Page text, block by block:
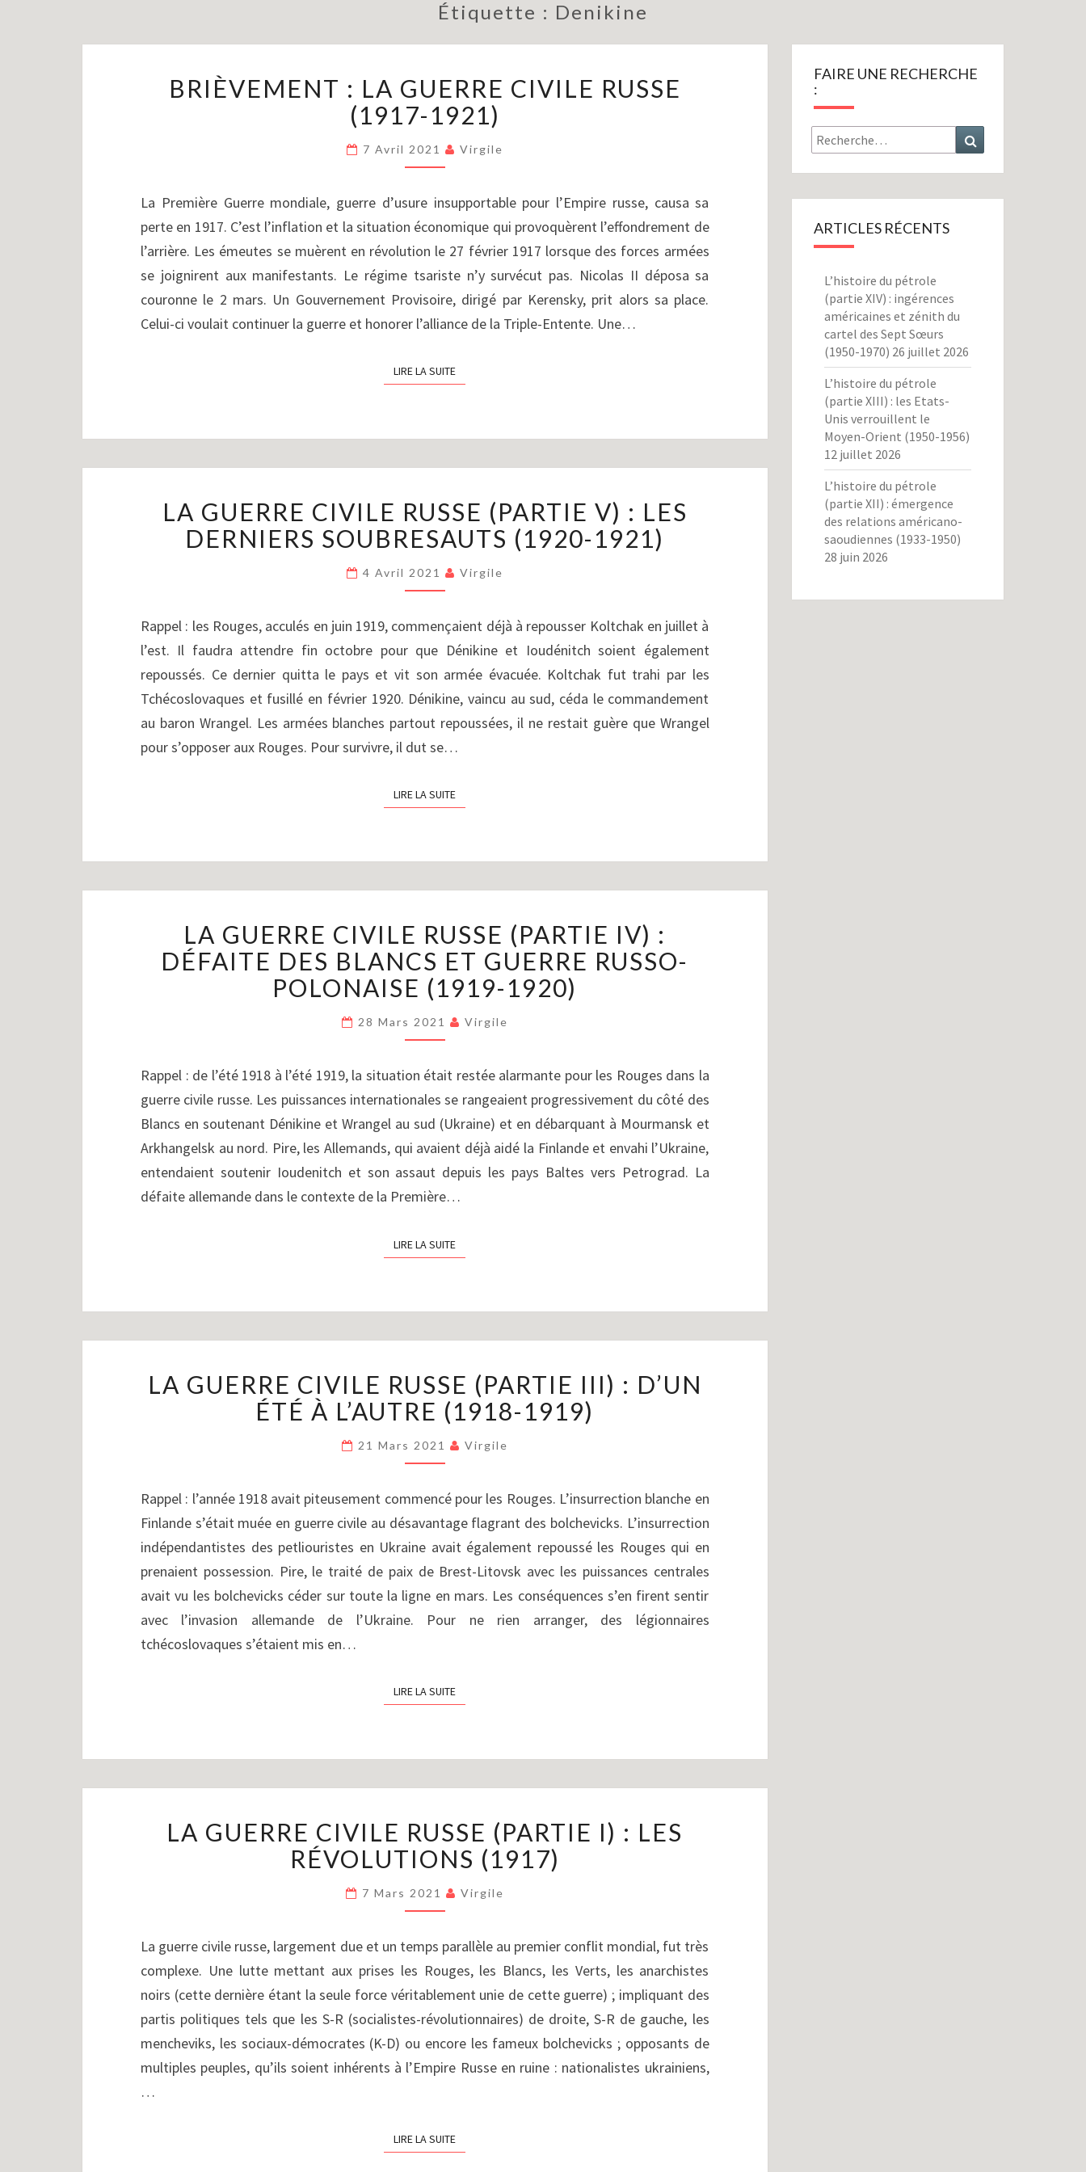
Étiquette : Denikine
:
LA
GUERRE
CIVILE
RUSSE
1921)
BRIÈVEMENT : LA GUERRE CIVILE RUSSE
(1917-1921)
7 Avril 2021 Virgile
La Première Guerre mondiale, guerre d’usure insupportable pour l’Empire russe, causa sa
perte en 1917. C’est l’inflation et la situation économique qui provoquèrent l’effondrement de
l’arrière. Les émeutes se muèrent en révolution le 27 février 1917 lorsque des forces armées
se joignirent aux manifestants. Le régime tsariste n’y survécut pas. Nicolas II déposa sa
couronne le 2 mars. Un Gouvernement Provisoire, dirigé par Kerensky, prit alors sa place.
Celui-ci voulait continuer la guerre et honorer l’alliance de la Triple-Entente. Une…
LIRE LA SUITELIRE LA SUITE
GUERRE
CIVILE
RUSSE
(PARTIE
V)
LES
DERNIERS
SOUBRESAUTS
(1920-
1921)
LA GUERRE CIVILE RUSSE (PARTIE V) : LES
DERNIERS SOUBRESAUTS (1920-1921)
4 Avril 2021 Virgile
Rappel : les Rouges, acculés en juin 1919, commençaient déjà à repousser Koltchak en juillet à
l’est. Il faudra attendre fin octobre pour que Dénikine et Ioudénitch soient également
repoussés. Ce dernier quitta le pays et vit son armée évacuée. Koltchak fut trahi par les
Tchécoslovaques et fusillé en février 1920. Dénikine, vaincu au sud, céda le commandement
au baron Wrangel. Les armées blanches partout repoussées, il ne restait guère que Wrangel
pour s’opposer aux Rouges. Pour survivre, il dut se…
LIRE LA SUITELIRE LA SUITE
GUERRE
CIVILE
RUSSE
(PARTIE
IV)
:
DES
BLANCS
ET
GUERRE
RUSSO-
POLONAISE
(1919-
LA GUERRE CIVILE RUSSE (PARTIE IV) :
DÉFAITE DES BLANCS ET GUERRE RUSSO-
POLONAISE (1919-1920)
28 Mars 2021 Virgile
Rappel : de l’été 1918 à l’été 1919, la situation était restée alarmante pour les Rouges dans la
guerre civile russe. Les puissances internationales se rangeaient progressivement du côté des
Blancs en soutenant Dénikine et Wrangel au sud (Ukraine) et en débarquant à Mourmansk et
Arkhangelsk au nord. Pire, les Allemands, qui avaient déjà aidé la Finlande et envahi l’Ukraine,
entendaient soutenir Ioudenitch et son assaut depuis les pays Baltes vers Petrograd. La
défaite allemande dans le contexte de la Première…
LIRE LA SUITELIRE LA SUITE
GUERRE
CIVILE
RUSSE
(PARTIE
III)
D’UN
ÉTÉ
À
L’AUTRE
1919)
LA GUERRE CIVILE RUSSE (PARTIE III) : D’UN
ÉTÉ À L’AUTRE (1918-1919)
21 Mars 2021 Virgile
Rappel : l’année 1918 avait piteusement commencé pour les Rouges. L’insurrection blanche en
Finlande s’était muée en guerre civile au désavantage flagrant des bolchevicks. L’insurrection
indépendantistes des petliouristes en Ukraine avait également repoussé les Rouges qui en
prenaient possession. Pire, le traité de paix de Brest-Litovsk avec les puissances centrales
avait vu les bolchevicks céder sur toute la ligne en mars. Les conséquences s’en firent sentir
avec l’invasion allemande de l’Ukraine. Pour ne rien arranger, des légionnaires
tchécoslovaques s’étaient mis en…
LIRE LA SUITELIRE LA SUITE
GUERRE
CIVILE
RUSSE
(PARTIE
I)
LES
RÉVOLUTIONS
(1917)
LA GUERRE CIVILE RUSSE (PARTIE I) : LES
RÉVOLUTIONS (1917)
7 Mars 2021 Virgile
La guerre civile russe, largement due et un temps parallèle au premier conflit mondial, fut très
complexe. Une lutte mettant aux prises les Rouges, les Blancs, les Verts, les anarchistes
noirs (cette dernière étant la seule force véritablement unie de cette guerre) ; impliquant des
partis politiques tels que les S-R (socialistes-révolutionnaires) de droite, S-R de gauche, les
mencheviks, les sociaux-démocrates (K-D) ou encore les fameux bolchevicks ; opposants de
multiples peuples, qu’ils soient inhérents à l’Empire Russe en ruine : nationalistes ukrainiens,
…
LIRE LA SUITELIRE LA SUITE
FAIRE UNE RECHERCHE
:
Rechercher :
ARTICLES RÉCENTS
L’histoire du pétrole
(partie XIV) : ingérences
américaines et zénith du
cartel des Sept Sœurs
(1950-1970) 26 juillet 2026
L’histoire du pétrole
(partie XIII) : les Etats-
Unis verrouillent le
Moyen-Orient (1950-1956)
12 juillet 2026
L’histoire du pétrole
(partie XII) : émergence
des relations américano-
saoudiennes (1933-1950)
28 juin 2026